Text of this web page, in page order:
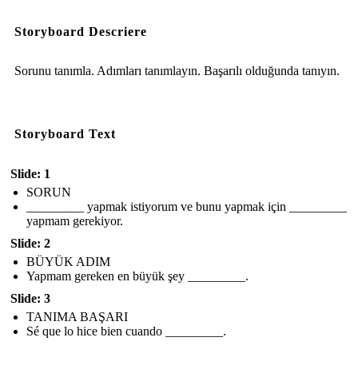
Storyboard Descriere
Sorunu tanımla. Adımları tanımlayın. Başarılı olduğunda tanıyın.
Storyboard Text
Slide: 1
SORUN
_________ yapmak istiyorum ve bunu yapmak için _________
yapmam gerekiyor.
Slide: 2
BÜYÜK ADIM
Yapmam gereken en büyük şey _________.
Slide: 3
TANIMA BAŞARI
Sé que lo hice bien cuando _________.